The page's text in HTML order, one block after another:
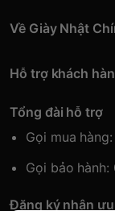
Về Giày Nhật
Hỗ trợ khách
Tổng đài hỗ trợ
Gọi mua
Gọi bảo
Đăng ký nhận